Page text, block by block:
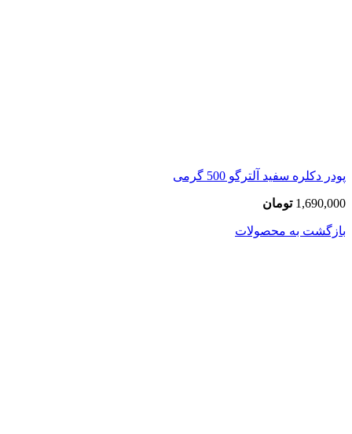
پودر دکلره سفید آلترگو 500 گرمی
1,690,000 تومان
بازگشت به محصولات